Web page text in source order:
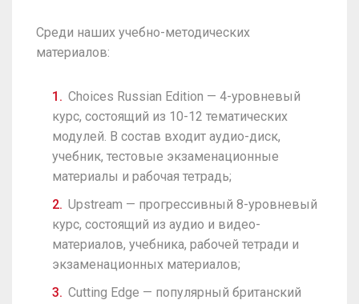
Среди наших учебно-методических
материалов:
Choices Russian Edition — 4-уровневый
курс, состоящий из 10-12 тематических
модулей. В состав входит аудио-диск,
учебник, тестовые экзаменационные
материалы и рабочая тетрадь;
Upstream — прогрессивный 8-уровневый
курс, состоящий из аудио и видео-
материалов, учебника, рабочей тетради и
экзаменационных материалов;
Cutting Edge — популярный британский